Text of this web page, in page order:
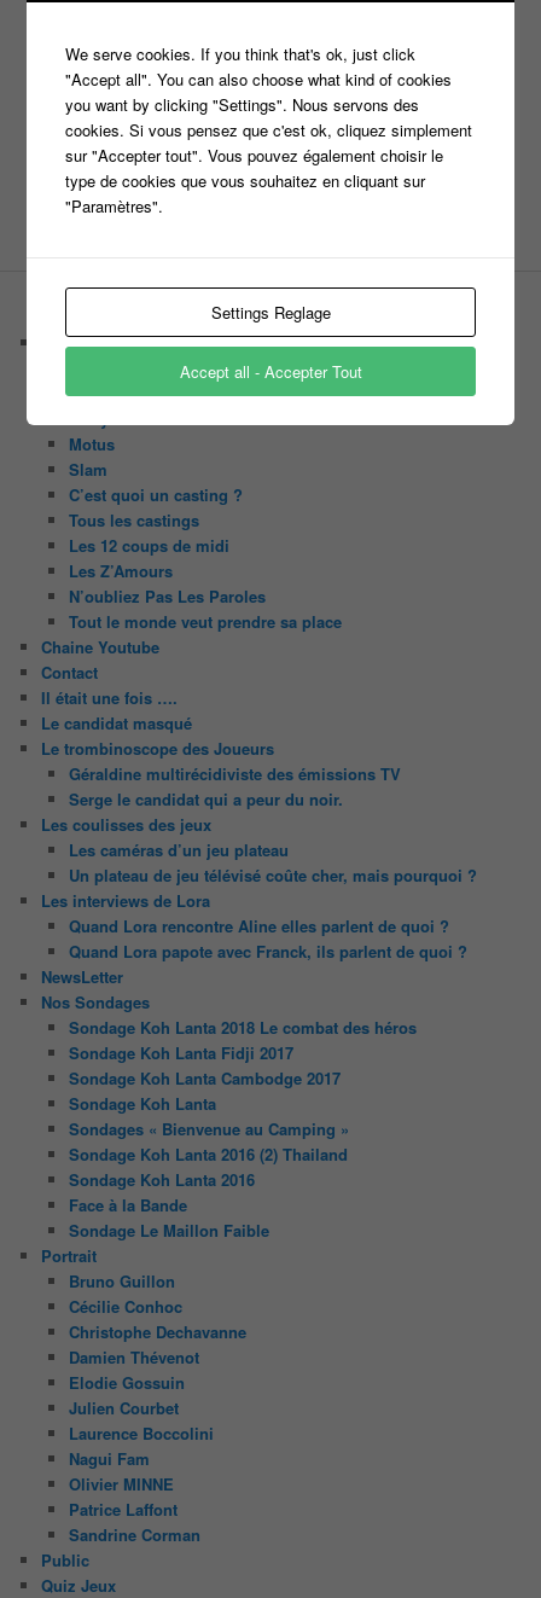
Site web
Castings
C’est quoi un casteur ?
C’est quoi un directeur de casting ?
Motus
Slam
C’est quoi un casting ?
Tous les castings
Les 12 coups de midi
Les Z’Amours
N’oubliez Pas Les Paroles
Tout le monde veut prendre sa place
Chaine Youtube
Contact
Il était une fois ….
Le candidat masqué
Le trombinoscope des Joueurs
Géraldine multirécidiviste des émissions TV
Serge le candidat qui a peur du noir.
Les coulisses des jeux
Les caméras d’un jeu plateau
Un plateau de jeu télévisé coûte cher, mais pourquoi ?
Les interviews de Lora
Quand Lora rencontre Aline elles parlent de quoi ?
Quand Lora papote avec Franck, ils parlent de quoi ?
NewsLetter
Nos Sondages
Sondage Koh Lanta 2018 Le combat des héros
Sondage Koh Lanta Fidji 2017
Sondage Koh Lanta Cambodge 2017
Sondage Koh Lanta
Sondages « Bienvenue au Camping »
Sondage Koh Lanta 2016 (2) Thailand
Sondage Koh Lanta 2016
Face à la Bande
Sondage Le Maillon Faible
Portrait
Bruno Guillon
Cécilie Conhoc
Christophe Dechavanne
Damien Thévenot
Elodie Gossuin
Julien Courbet
Laurence Boccolini
Nagui Fam
Olivier MINNE
Patrice Laffont
Sandrine Corman
Public
Quiz Jeux
We serve cookies. If you think that's ok, just click
"Accept all". You can also choose what kind of cookies
you want by clicking "Settings". Nous servons des
cookies. Si vous pensez que c'est ok, cliquez simplement
sur "Accepter tout". Vous pouvez également choisir le
type de cookies que vous souhaitez en cliquant sur
"Paramètres".
Settings Reglage
Accept all - Accepter Tout